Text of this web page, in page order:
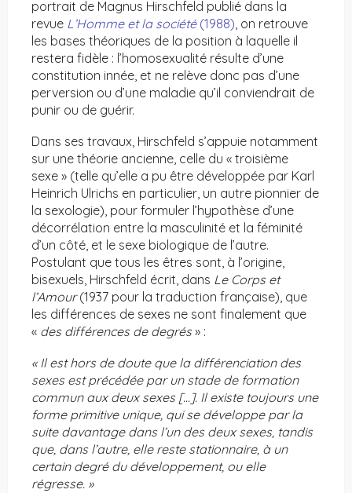
portrait de Magnus Hirschfeld publié dans la
revue L’Homme et la société(1988), on retrouve
les bases théoriques de la position à laquelle il
restera fidèle : l’homosexualité résulte d’une
constitution innée, et ne relève donc pas d’une
perversion ou d’une maladie qu’il conviendrait de
punir ou de guérir.
Dans ses travaux, Hirschfeld s’appuie notamment
sur une théorie ancienne, celle du « troisième
sexe » (telle qu’elle a pu être développée par Karl
Heinrich Ulrichs en particulier, un autre pionnier de
la sexologie), pour formuler l’hypothèse d’une
décorrélation entre la masculinité et la féminité
d’un côté, et le sexe biologique de l’autre.
Postulant que tous les êtres sont, à l’origine,
bisexuels, Hirschfeld écrit, dans Le Corps et
l’Amour(1937 pour la traduction française), que
les différences de sexes ne sont finalement que
« des différences de degrés » :
« Il est hors de doute que la différenciation des
sexes est précédée par un stade de formation
commun aux deux sexes […]. Il existe toujours une
forme primitive unique, qui se développe par la
suite davantage dans l’un des deux sexes, tandis
que, dans l’autre, elle reste stationnaire, à un
certain degré du développement, ou elle
régresse. »